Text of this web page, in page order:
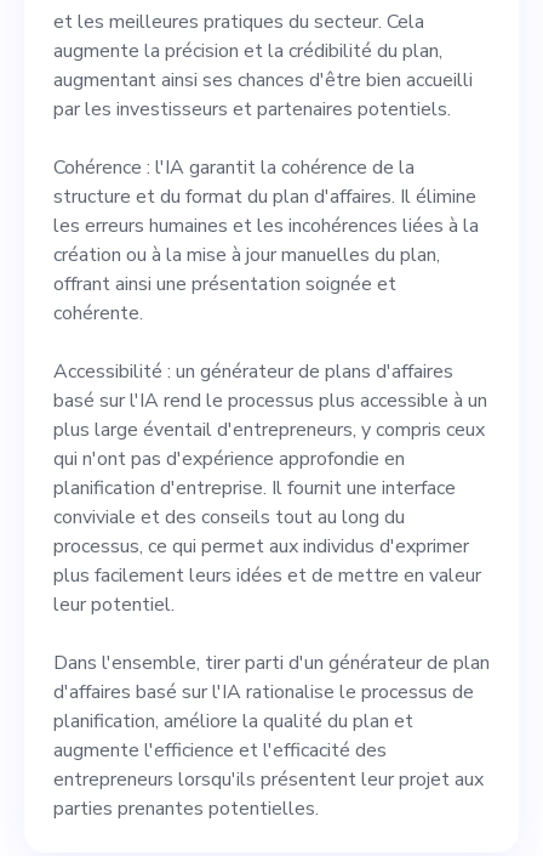
et les meilleures pratiques du secteur. Cela
augmente la précision et la crédibilité du plan,
augmentant ainsi ses chances d'être bien accueilli
par les investisseurs et partenaires potentiels.
Cohérence : l'IA garantit la cohérence de la
structure et du format du plan d'affaires. Il élimine
les erreurs humaines et les incohérences liées à la
création ou à la mise à jour manuelles du plan,
offrant ainsi une présentation soignée et
cohérente.
Accessibilité : un générateur de plans d'affaires
basé sur l'IA rend le processus plus accessible à un
plus large éventail d'entrepreneurs, y compris ceux
qui n'ont pas d'expérience approfondie en
planification d'entreprise. Il fournit une interface
conviviale et des conseils tout au long du
processus, ce qui permet aux individus d'exprimer
plus facilement leurs idées et de mettre en valeur
leur potentiel.
Dans l'ensemble, tirer parti d'un générateur de plan
d'affaires basé sur l'IA rationalise le processus de
planification, améliore la qualité du plan et
augmente l'efficience et l'efficacité des
entrepreneurs lorsqu'ils présentent leur projet aux
parties prenantes potentielles.